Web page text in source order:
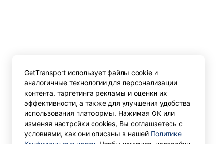
GetTransport использует файлы cookie и
аналогичные технологии для персонализации
контента, таргетинга рекламы и оценки их
эффективности, а также для улучшения удобства
использования платформы. Нажимая ОК или
изменяя настройки cookies, Вы соглашаетесь с
условиями, как они описаны в нашей Политике